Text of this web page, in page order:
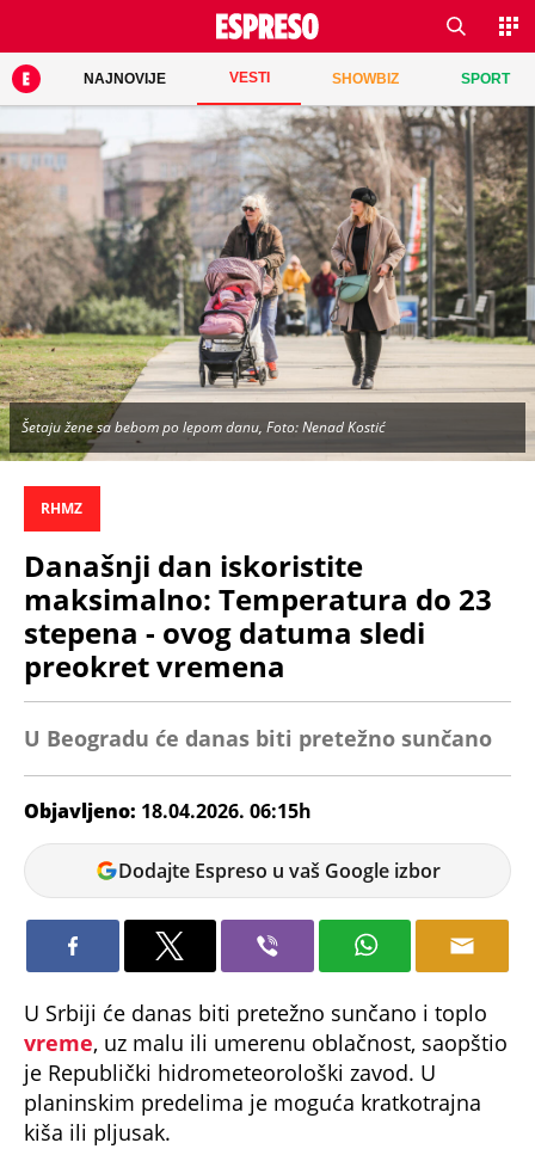
NAJNOVIJE VESTI SHOWBIZ SPORT
Šetaju žene sa bebom po lepom danu, Foto: Nenad Kostić
RHMZ
Današnji dan iskoristite
maksimalno: Temperatura do 23
stepena - ovog datuma sledi
preokret vremena
U Beogradu će danas biti pretežno sunčano
Objavljeno: 18.04.2026. 06:15h
Nikolina
Jokić
Dodajte Espreso u vaš Google izbor
U Srbiji će danas biti pretežno sunčano i toplo
vreme, uz malu ili umerenu oblačnost, saopštio
je Republički hidrometeorološki zavod. U
planinskim predelima je moguća kratkotrajna
kiša ili pljusak.